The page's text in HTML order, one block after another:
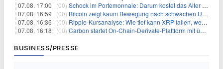
07.08. 17:00 | (00) Schock im Portemonnaie: Darum kostet das Alter deutlich mehr als Sie denken
07.08. 16:59 | (00) Bitcoin zeigt kaum Bewegung nach schwachen US-Arbeitsmarktdaten, Fed-Zinserhöhungschancen sinken auf 44%
07.08. 16:36 | (00) Ripple-Kursanalyse: Wie tief kann XRP fallen, wenn die $1-Unterstützung am Wochenende verloren geht?
07.08. 16:18 | (00) Carbon startet On-Chain-Derivate-Plattform mit über 950 Märkten in einem Konto
BUSINESS/PRESSE